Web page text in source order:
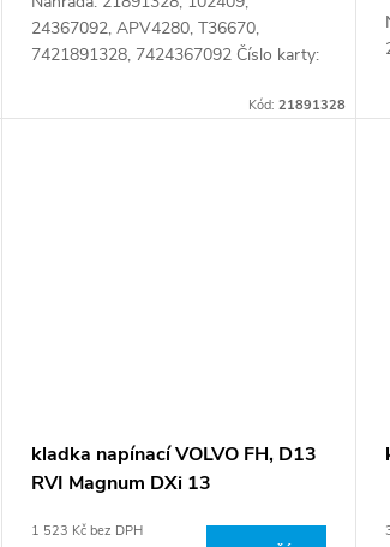
24367092, APV4280, T36670,
7421891328, 7424367092 Číslo karty:
Kód: 21891328
kladka napínací VOLVO FH, D13
RVI Magnum DXi 13
1 523 Kč bez DPH